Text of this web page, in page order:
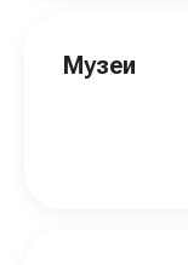
Музеи